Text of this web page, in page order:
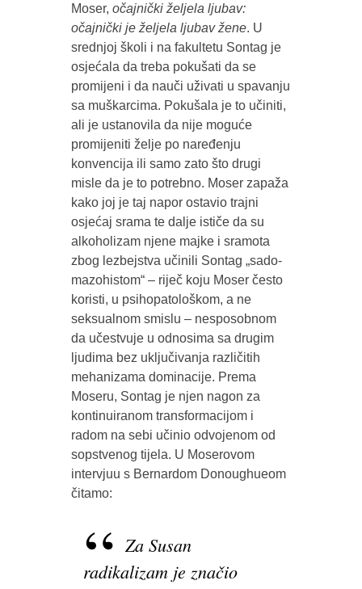
Moser, očajnički željela ljubav:
očajnički je željela ljubav žene. U
srednjoj školi i na fakultetu Sontag je
osjećala da treba pokušati da se
promijeni i da nauči uživati u spavanju
sa muškarcima. Pokušala je to učiniti,
ali je ustanovila da nije moguće
promijeniti želje po naređenju
konvencija ili samo zato što drugi
misle da je to potrebno. Moser zapaža
kako joj je taj napor ostavio trajni
osjećaj srama te dalje ističe da su
alkoholizam njene majke i sramota
zbog lezbejstva učinili Sontag „sado-
mazohistom“ – riječ koju Moser često
koristi, u psihopatološkom, a ne
seksualnom smislu – nesposobnom
da učestvuje u odnosima sa drugim
ljudima bez uključivanja različitih
mehanizama dominacije. Prema
Moseru, Sontag je njen nagon za
kontinuiranom transformacijom i
radom na sebi učinio odvojenom od
sopstvenog tijela. U Moserovom
intervjuu s Bernardom Donoughueom
čitamo:
Za Susan
radikalizam je značio